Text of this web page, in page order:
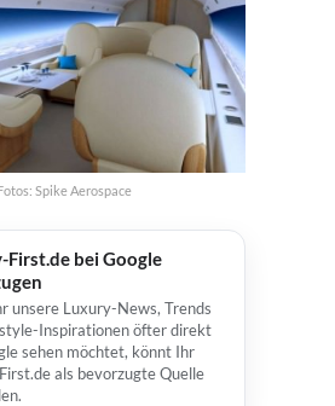
Spike Aerospace
First.de bei Google
unsere Luxury-News, Trends
Inspirationen öfter direkt
sehen möchtet, könnt Ihr
als bevorzugte Quelle